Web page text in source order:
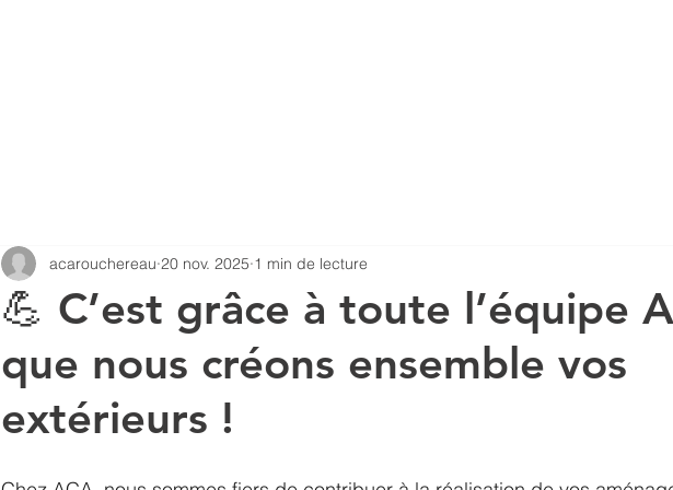
💪 C’est grâce à toute l’équipe
que nous créons ensemble vos
extérieurs !
acarouchereau 20 nov. 2025 1 min de lecture